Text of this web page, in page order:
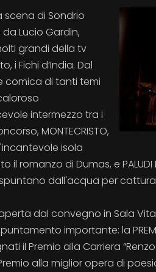
scena di Sondrio
Lucio Gardin,
grandi della tv
i Fichi d’India. Dal
comica di tanti temi
intermezzo tra i
MONTECRISTO,
isola
romanzo di Dumas, e PALUDI
dall'acqua per
dal convegno in Sala Vitali “IL
importante: la
il Premio alla Carriera
alla miglior opera di